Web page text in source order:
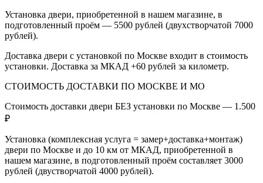
Установка двери, приобретенной в нашем магазине, в
подготовленный проём — 5500 рублей (двухстворчатой 7000
рублей).
Доставка двери с установкой по Москве входит в стоимость
установки. Доставка за МКАД +60 рублей за километр.
СТОИМОСТЬ ДОСТАВКИ ПО МОСКВЕ И МО
Стоимость доставки двери БЕЗ установки по Москве — 1.500
₽
Установка (комплексная услуга = замер+доставка+монтаж)
двери по Москве и до 10 км от МКАД, приобретенной в
нашем магазине, в подготовленный проём составляет 3000
рублей (двустворчатой 4000 рублей).